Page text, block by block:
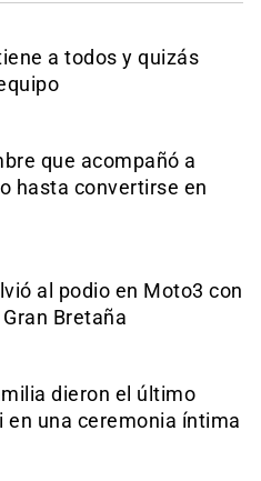
a todos y quizás
que acompañó a
hasta convertirse en
al podio en Moto3 con
Bretaña
dieron el último
en una ceremonia íntima